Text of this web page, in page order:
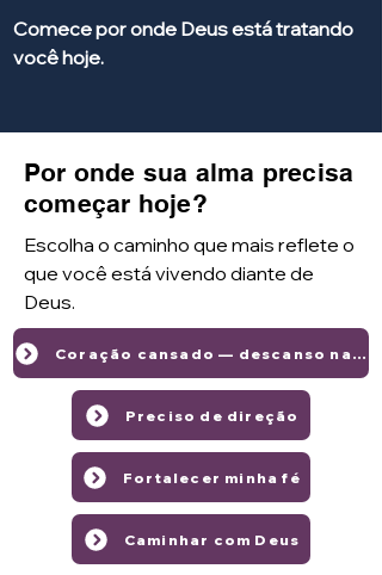
Comece por onde Deus está tratando
você hoje.
Por onde sua alma precisa
começar hoje?
Escolha o caminho que mais reflete o
que você está vivendo diante de
Deus.
Coração cansado — descanso na graça de Deus
Preciso de direção
Fortalecer minha fé
Caminhar com Deus